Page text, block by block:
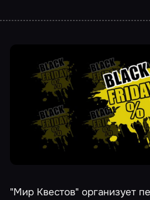
"Мир Квестов" организует